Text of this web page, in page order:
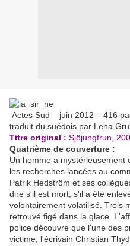
Actes Sud – juin 2012 – 416
traduit du suédois par Lena
Titre original : Sjöjungfrun,
Quatrième de couverture :
Un homme a mystérieusement
les recherches lancées au
Patrik Hedström et ses
dire s'il est mort, s'il a été
volontairement volatilisé. Trois
retrouvé figé dans la glace.
police découvre que l'une des
victime, l'écrivain Christian